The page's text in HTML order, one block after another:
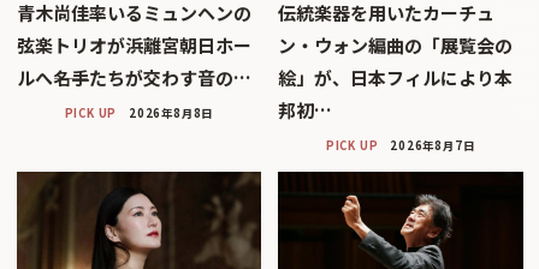
青木尚佳率いるミュンヘンの
弦楽トリオが浜離宮朝日ホー
ルへ――名手たちが交わす音の…
PICK UP 2026年8月8日
伝統楽器を用いたカーチュ
ン・ウォン編曲の「展覧会の
絵」が、日本フィルにより本
邦初…
PICK UP 2026年8月7日